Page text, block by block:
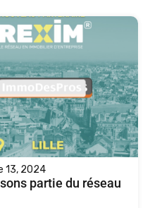
13, 2024
partie du réseau